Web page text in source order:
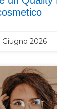
Giugno 2026